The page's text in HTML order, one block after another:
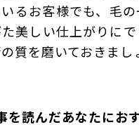
るお客様でも、毛
美しい仕上がりに
質を磨いておきまし
を読んだあなたにお